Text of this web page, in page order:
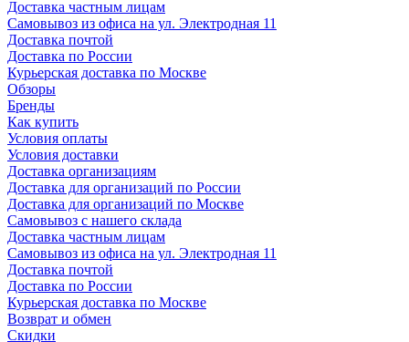
Доставка частным лицам
Самовывоз из офиса на ул. Электродная 11
Доставка почтой
Доставка по России
Курьерская доставка по Москве
Обзоры
Бренды
Как купить
Условия оплаты
Условия доставки
Доставка организациям
Доставка для организаций по России
Доставка для организаций по Москве
Самовывоз с нашего склада
Доставка частным лицам
Самовывоз из офиса на ул. Электродная 11
Доставка почтой
Доставка по России
Курьерская доставка по Москве
Возврат и обмен
Скидки